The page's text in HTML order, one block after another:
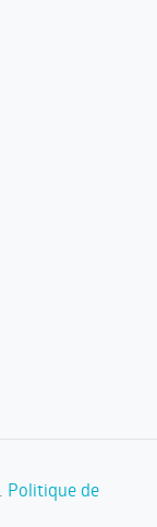
Politique de